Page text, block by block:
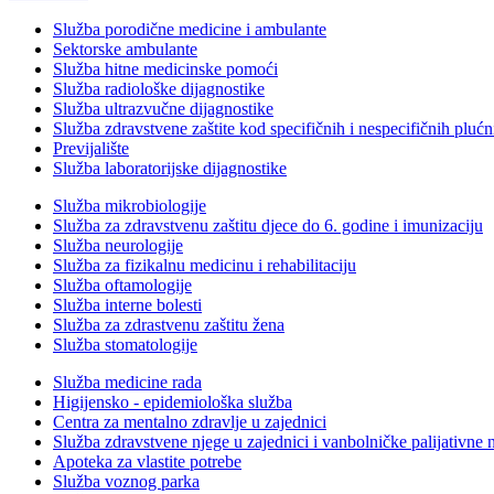
Služba porodične medicine i ambulante
Sektorske ambulante
Služba hitne medicinske pomoći
Služba radiološke dijagnostike
Služba ultrazvučne dijagnostike
Služba zdravstvene zaštite kod specifičnih i nespecifičnih
Previjalište
Služba laboratorijske dijagnostike
Služba mikrobiologije
Služba za zdravstvenu zaštitu djece do 6. godine i imunizaciju
Služba neurologije
Služba za fizikalnu medicinu i rehabilitaciju
Služba oftamologije
Služba interne bolesti
Služba za zdrastvenu zaštitu žena
Služba stomatologije
Služba medicine rada
Higijensko - epidemiološka služba
Centra za mentalno zdravlje u zajednici
Služba zdravstvene njege u zajednici i vanbolničke palijativne
Apoteka za vlastite potrebe
Služba voznog parka